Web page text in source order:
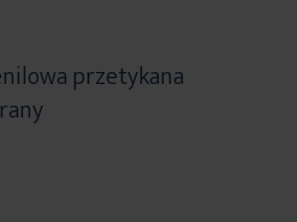
przetykana